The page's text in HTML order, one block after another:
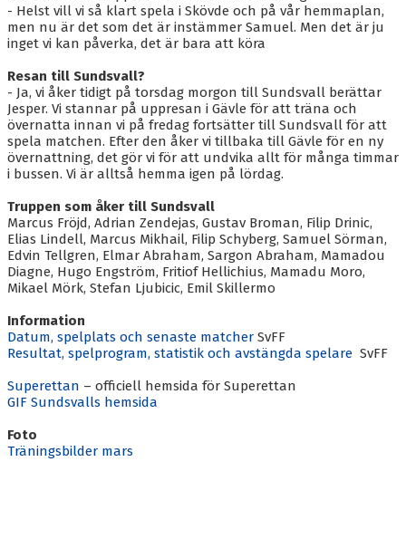
- Helst vill vi så klart spela i Skövde och på vår hemmaplan,
men nu är det som det är instämmer Samuel. Men det är ju
inget vi kan påverka, det är bara att köra
Resan till Sundsvall?
- Ja, vi åker tidigt på torsdag morgon till Sundsvall berättar
Jesper. Vi stannar på uppresan i Gävle för att träna och
övernatta innan vi på fredag fortsätter till Sundsvall för att
spela matchen. Efter den åker vi tillbaka till Gävle för en ny
övernattning, det gör vi för att undvika allt för många timmar
i bussen. Vi är alltså hemma igen på lördag.
Truppen som åker till Sundsvall
Marcus Fröjd, Adrian Zendejas, Gustav Broman, Filip Drinic,
Elias Lindell, Marcus Mikhail, Filip Schyberg, Samuel Sörman,
Edvin Tellgren, Elmar Abraham, Sargon Abraham, Mamadou
Diagne, Hugo Engström, Fritiof Hellichius, Mamadu Moro,
Mikael Mörk, Stefan Ljubicic, Emil Skillermo
Information
Datum, spelplats och senaste matcher SvFF
Resultat, spelprogram, statistik och avstängda spelare SvFF
Superettan – officiell hemsida för Superettan
GIF Sundsvalls hemsida
Foto
Träningsbilder mars